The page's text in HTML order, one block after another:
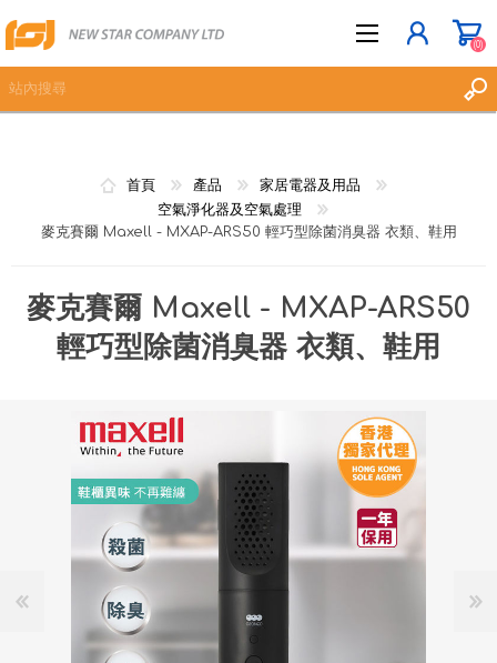
願望清單
(0)
首頁 產品
家居電器及用品
空氣淨化器及空氣處理
麥克賽爾 Maxell - MXAP-ARS50 輕巧型除菌消臭器 衣類、鞋用
麥克賽爾 Maxell - MXAP-ARS50
輕巧型除菌消臭器 衣類、鞋用